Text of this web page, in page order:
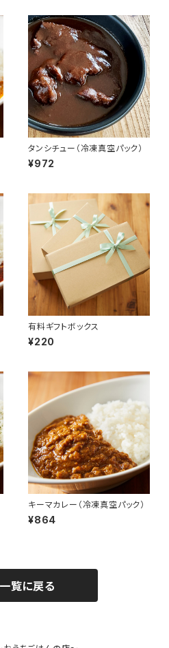
タンシチュー（冷凍真空パック）
¥972
有料ギフトボックス
¥220
キーマカレー（冷凍真空パック）
¥864
覧に戻る